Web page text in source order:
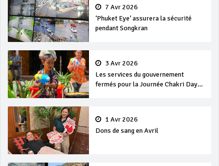
7 Avr 2026
‘Phuket Eye’ assurera la sécurité
pendant Songkran
3 Avr 2026
Les services du gouvernement
fermés pour la Journée Chakri Day
1 Avr 2026
Dons de sang en Avril